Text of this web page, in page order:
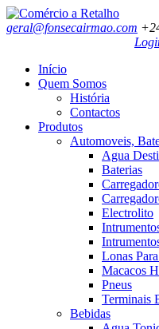
geral@fonsecairmao.com
Início
Quem Somos
História
Contactos
Produtos
Automoveis,
Agua
Baterias
Electrolito
Lonas
Macacos
Pneus
Terminais
Bebidas